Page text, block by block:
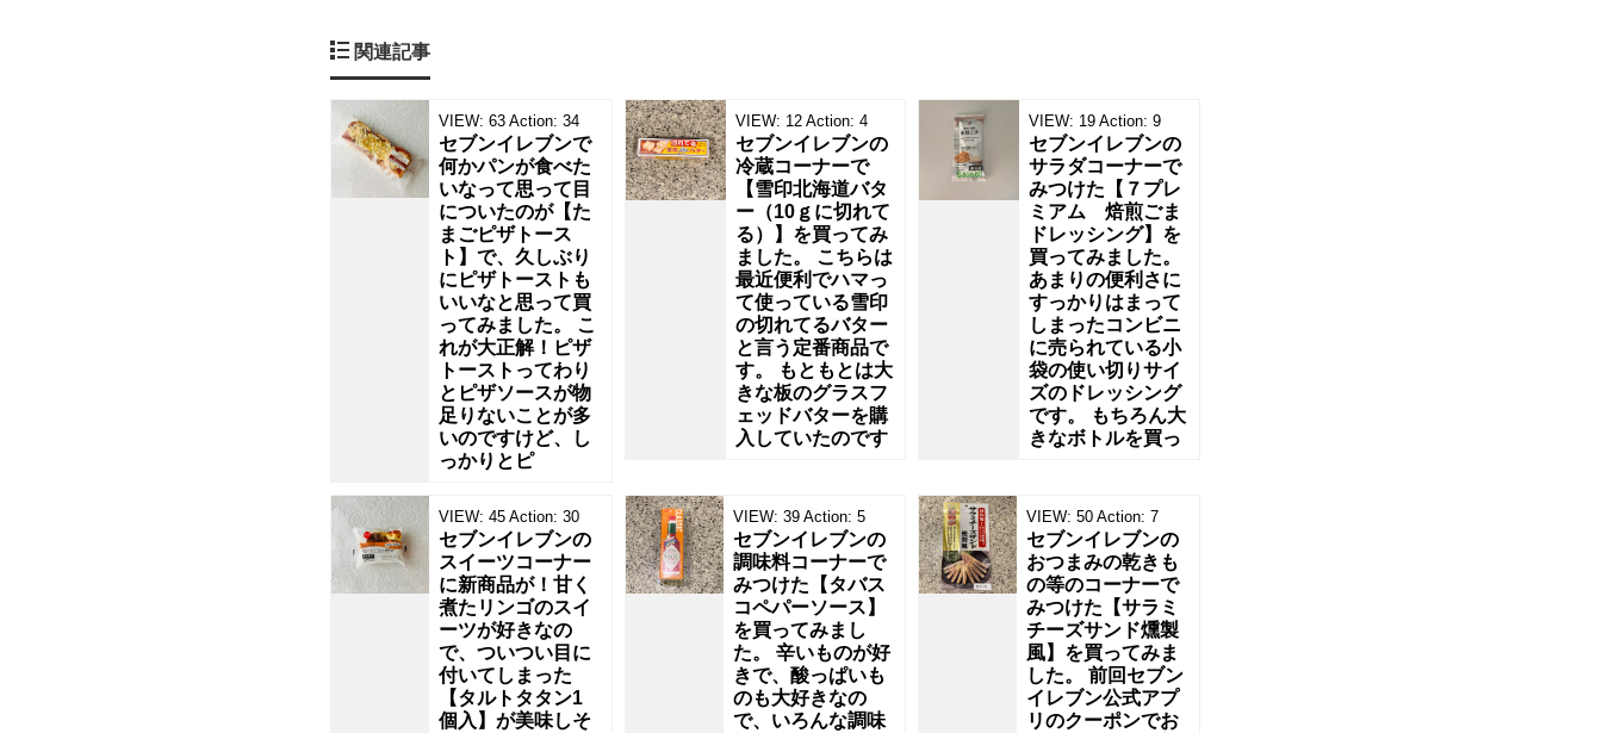
ｌ】
を
飲
ん
た。
キ
ャ
関連記事
VIEW: 63 Action: 34
セブンイレブンで
何かパンが食べた
いなって思って目
についたのが【た
まごピザトース
ト】で、久しぶり
にピザトーストも
いいなと思って買
ってみました。 こ
れが大正解！ピザ
トーストってわり
とピザソースが物
足りないことが多
いのですけど、し
っかりとピ
VIEW: 12 Action: 4
セブンイレブンの
冷蔵コーナーで
【雪印北海道バタ
ー（10ｇに切れて
る）】を買ってみ
ました。 こちらは
最近便利でハマっ
て使っている雪印
の切れてるバター
と言う定番商品で
す。 もともとは大
きな板のグラスフ
ェッドバターを購
入していたのです
VIEW: 19 Action: 9
セブンイレブンの
サラダコーナーで
みつけた【７プレ
ミアム 焙煎ごま
ドレッシング】を
買ってみました。
あまりの便利さに
すっかりはまって
しまったコンビニ
に売られている小
袋の使い切りサイ
ズのドレッシング
です。 もちろん大
きなボトルを買っ
VIEW: 45 Action: 30
セブンイレブンの
スイーツコーナー
に新商品が！甘く
煮たリンゴのスイ
ーツが好きなの
で、ついつい目に
付いてしまった
【タルトタタン1
個入】が美味しそ
VIEW: 39 Action: 5
セブンイレブンの
調味料コーナーで
みつけた【タバス
コペパーソース】
を買ってみまし
た。 辛いものが好
きで、酸っぱいも
のも大好きなの
で、いろんな調味
VIEW: 50 Action: 7
セブンイレブンの
おつまみの乾きも
の等のコーナーで
みつけた【サラミ
チーズサンド燻製
風】を買ってみま
した。 前回セブン
イレブン公式アプ
リのクーポンでお